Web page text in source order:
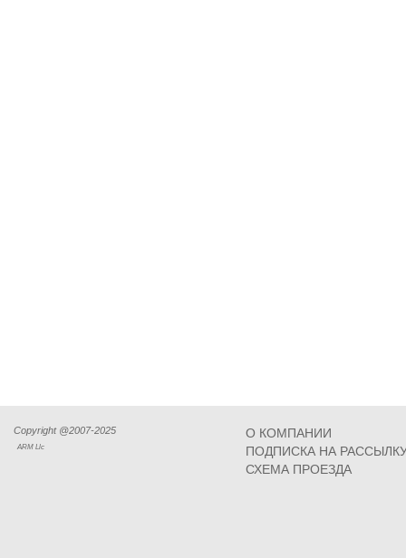
Copyright @2007-2025
ARM Llc
О КОМПАНИИ
ПОДПИСКА НА
СХЕМА ПРОЕЗДА